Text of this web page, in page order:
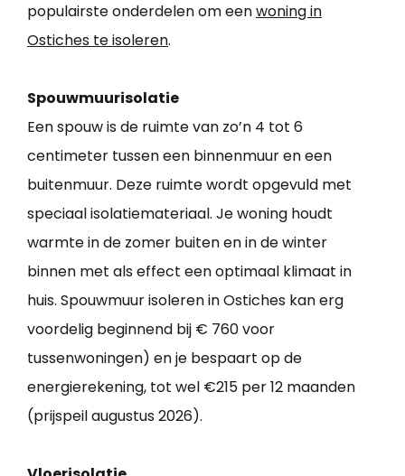
populairste onderdelen om eenwoning in
Ostiches te isoleren.
Spouwmuurisolatie
Een spouw is de ruimte van zo’n 4 tot 6
centimeter tussen een binnenmuur en een
buitenmuur. Deze ruimte wordt opgevuld met
speciaal isolatiemateriaal. Je woning houdt
warmte in de zomer buiten en in de winter
binnen met als effect een optimaal klimaat in
huis. Spouwmuur isoleren in Ostiches kan erg
voordelig beginnend bij € 760 voor
tussenwoningen) en je bespaart op de
energierekening, tot wel €215 per 12 maanden
(prijspeil augustus 2026).